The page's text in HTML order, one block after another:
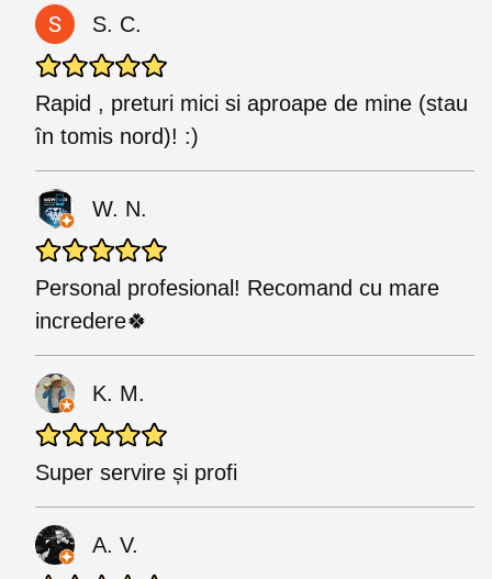
S. C.
Rapid , preturi mici si aproape de mine (stau
în tomis nord)! :)
W. N.
Personal profesional! Recomand cu mare
incredere🍀
K. M.
Super servire și profi
A. V.